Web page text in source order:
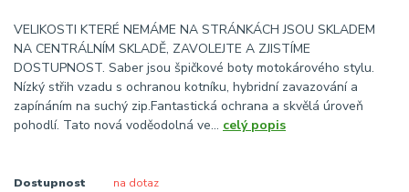
VELIKOSTI KTERÉ NEMÁME NA STRÁNKÁCH JSOU SKLADEM
NA CENTRÁLNÍM SKLADĚ, ZAVOLEJTE A ZJISTÍME
DOSTUPNOST. Saber jsou špičkové boty motokárového stylu.
Nízký střih vzadu s ochranou kotníku, hybridní zavazování a
zapínáním na suchý zip.Fantastická ochrana a skvělá úroveň
pohodlí. Tato nová voděodolná ve... celý popis
Dostupnost na dotaz